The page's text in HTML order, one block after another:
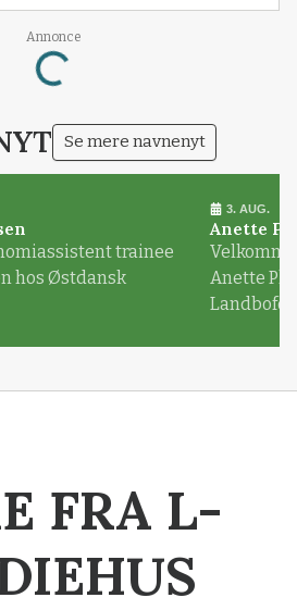
Annonce
Loading...
Se mere navnenyt
trainee
hos Østdansk
3. AUG.
Anette
Anette
FRA L-